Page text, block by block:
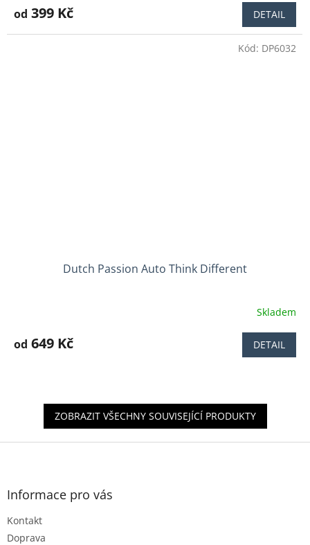
produktu
4,7
od 399 Kč DETAIL
Dutch Passion Auto Think Different
produktu
hvězdiček.
Skladem
od 649 Kč DETAIL
Kód: DP6032
ZOBRAZIT VŠECHNY SOUVISEJÍCÍ PRODUKTY
Z
Informace pro vás
Kontakt
Doprava